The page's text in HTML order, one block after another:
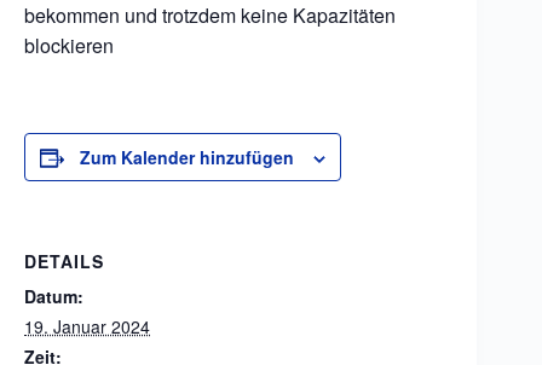
bekommen und trotzdem keine Kapazitäten
blockieren
Zum Kalender hinzufügen
DETAILS
Datum:
19. Januar 2024
Zeit: